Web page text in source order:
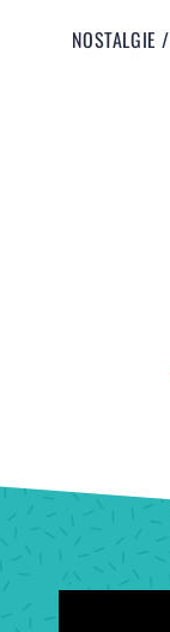
NOSTALGIE